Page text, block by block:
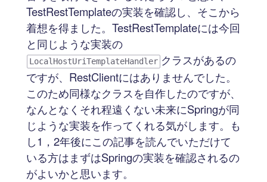
TestRestTemplateの実装を確認し、そこから
着想を得ました。TestRestTemplateには今回
と同じような実装の
LocalHostUriTemplateHandler クラスがあるの
ですが、RestClientにはありませんでした。
このため同様なクラスを自作したのですが、
なんとなくそれ程遠くない未来にSpringが同
じような実装を作ってくれる気がします。も
し1，2年後にこの記事を読んでいただけて
いる方はまずはSpringの実装を確認されるの
がよいかと思います。